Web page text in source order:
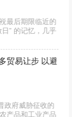
国人民银行
来”民企沙龙
月 记者朱波报